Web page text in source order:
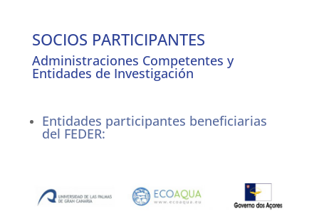
SOCIOS PARTICIPANTES
Administraciones Competentes y
Entidades de Investigación
Entidades participantes beneficiarias
del FEDER: